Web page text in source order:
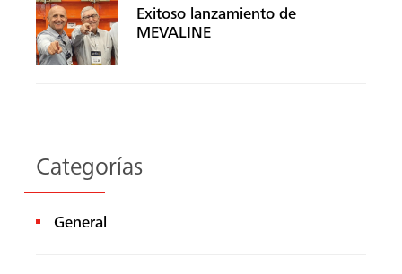
Exitoso lanzamiento de
MEVALINE
Categorías
General